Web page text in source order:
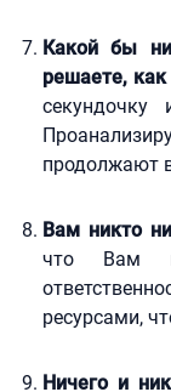
Какой бы
решаете, как
продолжают
Вам никто
что Вам
ресурсами,
Ничего и